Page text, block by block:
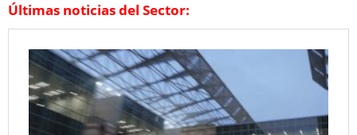
Últimas noticias del Sector: